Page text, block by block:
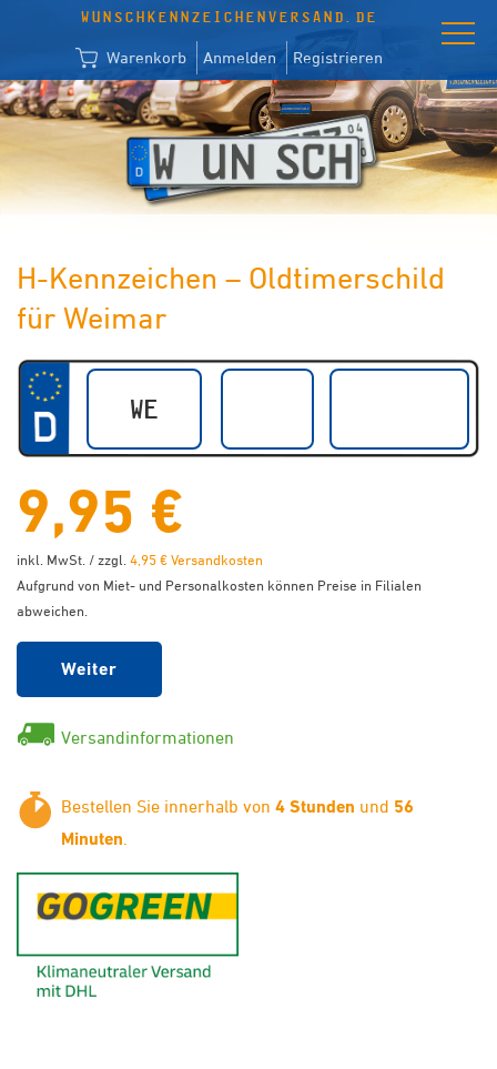
WUNSCHKENNZEICHENVERSAND.DE
Warenkorb Anmelden Registrieren
H-Kennzeichen – Oldtimerschild
für Weimar
9,95 €
inkl. MwSt. / zzgl. 4,95 € Versandkosten
Aufgrund von Miet- und Personalkosten können Preise in Filialen
abweichen.
Weiter
Versandinformationen
Bestellen Sie innerhalb von 4 Stunden und 56
Minuten